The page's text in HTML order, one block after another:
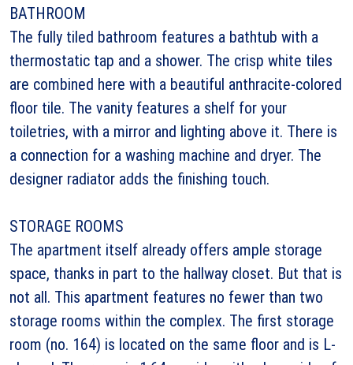
BATHROOM
The fully tiled bathroom features a bathtub with a
thermostatic tap and a shower. The crisp white tiles
are combined here with a beautiful anthracite-colored
floor tile. The vanity features a shelf for your
toiletries, with a mirror and lighting above it. There is
a connection for a washing machine and dryer. The
designer radiator adds the finishing touch.
STORAGE ROOMS
The apartment itself already offers ample storage
space, thanks in part to the hallway closet. But that is
not all. This apartment features no fewer than two
storage rooms within the complex. The first storage
room (no. 164) is located on the same floor and is L-